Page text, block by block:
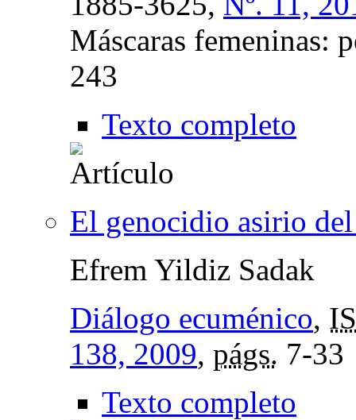
Máscaras femeninas:
243
Texto completo
El genocidio asirio
Efrem Yildiz Sadak
Diálogo ecuménico,
138, 2009, págs. 7-33
Texto completo